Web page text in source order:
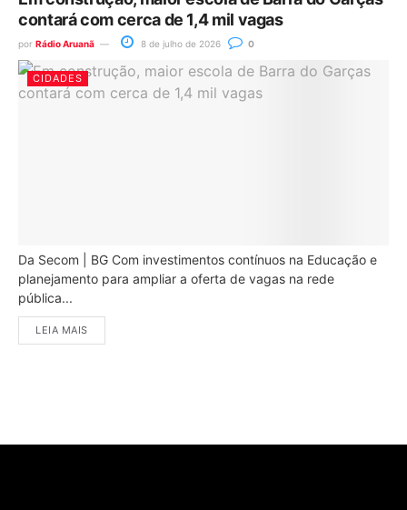
contará com cerca de 1,4 mil vagas
por Rádio Aruanã 8 de julho de 2026 0
CIDADES
Da Secom | BG Com investimentos contínuos na Educação e
planejamento para ampliar a oferta de vagas na rede
pública...
LEIA MAIS